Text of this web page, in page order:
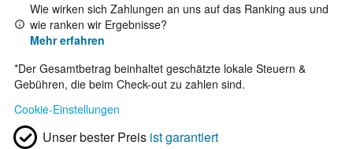
Wie wirken sich Zahlungen an uns auf das Ranking aus und
wie ranken wir Ergebnisse?
Mehr erfahren
*Der Gesamtbetrag beinhaltet geschätzte lokale Steuern &
Gebühren, die beim Check-out zu zahlen sind.
Cookie-Einstellungen
Unser bester Preis ist garantiert